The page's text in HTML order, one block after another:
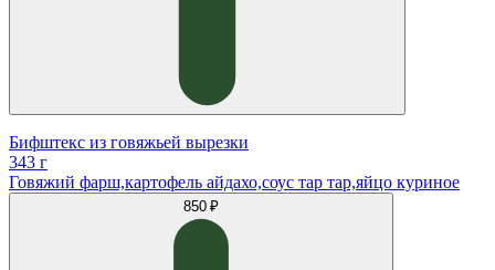
Бифштекс из говяжьей вырезки
343 г
Говяжий фарш,картофель айдахо,соус тар тар,яйцо куриное
850 ₽